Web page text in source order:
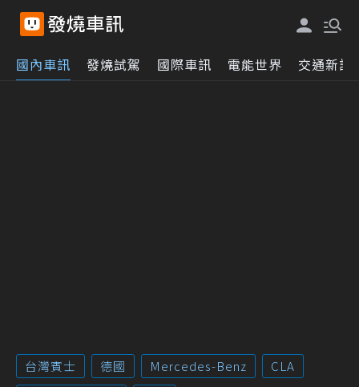
國內車訊 發燒試駕 國際車訊 電能世界 交通新訊
台灣賓士 德國 Mercedes-Benz
CLA